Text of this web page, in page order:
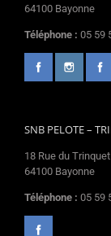
64100 Bayonne
Téléphone : 05 59
SNB PELOTE –
18 Rue du Trinquet
64100 Bayonne
Téléphone : 05 59